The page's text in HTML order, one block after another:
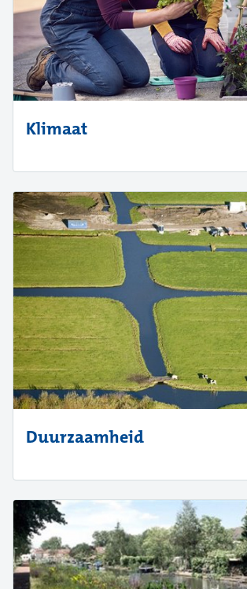
Klimaat
Duurzaamheid